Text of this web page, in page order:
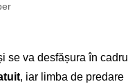
se va desfășura în cadrul
, iar limba de predare